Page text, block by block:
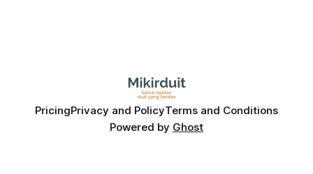
PricingPrivacy and PolicyTerms and Conditions
Powered by Ghost